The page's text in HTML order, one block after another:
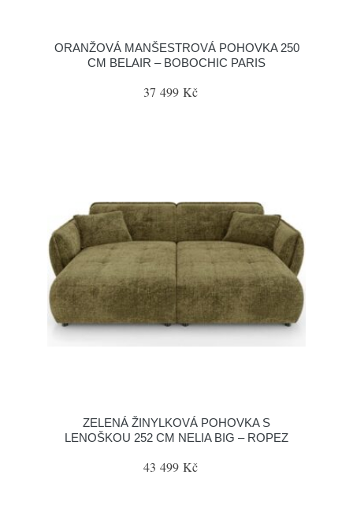
ORANŽOVÁ MANŠESTROVÁ POHOVKA 250
CM BELAIR – BOBOCHIC PARIS
37 499 Kč
ZELENÁ ŽINYLKOVÁ POHOVKA S
LENOŠKOU 252 CM NELIA BIG – ROPEZ
43 499 Kč